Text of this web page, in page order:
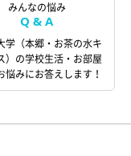
みんなの悩み
Q & A
学（本郷・お茶の水キ
）の学校生活・お部屋
悩みにお答えします！